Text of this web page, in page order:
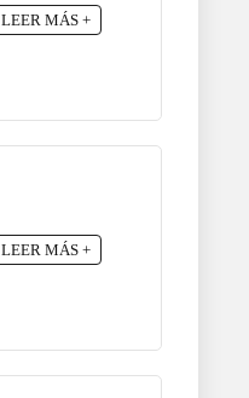
LEER MÁS +
LEER MÁS +